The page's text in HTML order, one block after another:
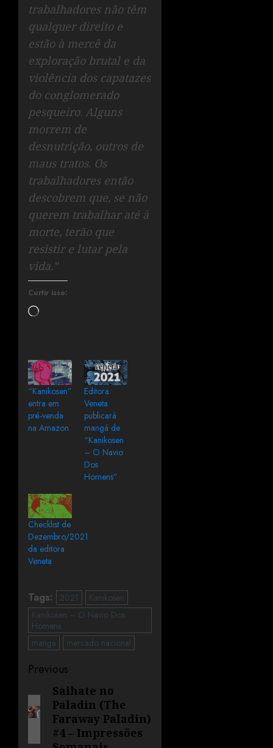
trabalhadores não têm
qualquer direito e
estão à mercê da
exploração brutal e da
violência dos capatazes
do conglomerado
pesqueiro. Alguns
morrem de
desnutrição, outros de
maus tratos. Os
trabalhadores então
descobrem que, se não
querem trabalhar até à
morte, terão que
resistir e lutar pela
vida.”
Curtir isso:
“Kanikosen”
entra em
pré-venda
na Amazon
Editora
Veneta
publicará
mangá de
“Kanikosen
– O Navio
Dos
Homens”
Checklist de
Dezembro/2021
da editora
Veneta
Tags: 2021
Kanikosen
Kanikosen – O Navio Dos
Homens
manga
mercado nacional
Previous
Saihate no
Paladin (The
Faraway Paladin)
#4 – Impressões